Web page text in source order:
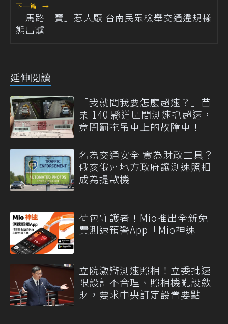
下一篇 →
「馬路三寶」惹人厭 台南民眾檢舉交通違規樣
態出爐
延伸閱讀
「我就問我要怎麼超速？」苗
栗 140 縣道區間測速抓超速，
竟開罰拖吊車上的故障車！
名為交通安全 實為財政工具？
俄亥俄州地方政府讓測速照相
成為提款機
荷包守護者！Mio推出全新免
費測速預警App「Mio神速」
立院激辯測速照相！立委批速
限設計不合理、照相機亂設斂
財，要求中央訂定設置要點